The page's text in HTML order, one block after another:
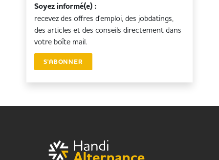
Soyez informé(e) :
recevez des offres d'emploi, des jobdatings,
des articles et des conseils directement dans
votre boîte mail.
S'ABONNER